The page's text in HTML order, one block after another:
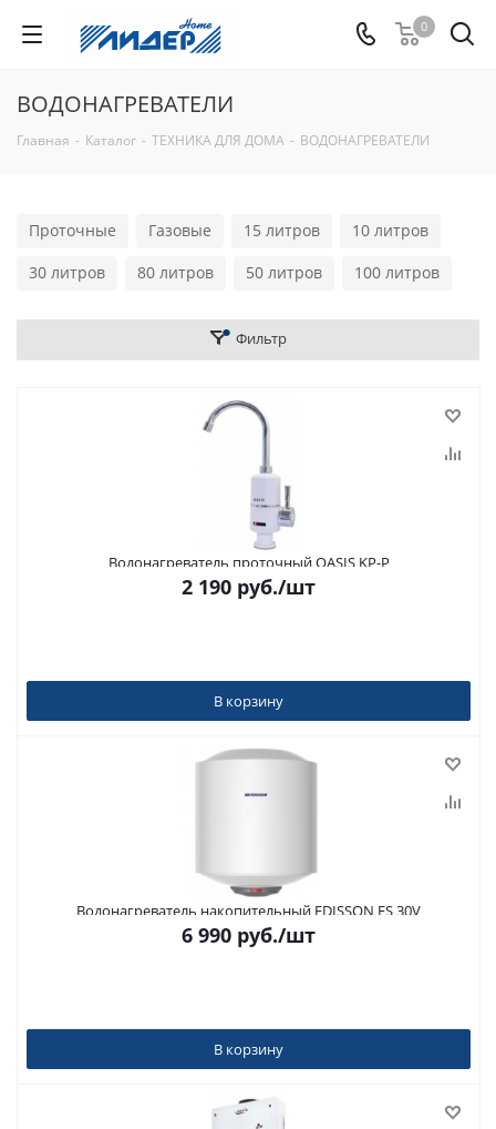
0
ВОДОНАГРЕВАТЕЛИ
Главная - Каталог - ТЕХНИКА ДЛЯ ДОМА - ВОДОНАГРЕВАТЕЛИ
Проточные Газовые 15 литров
10 литров
30 литров
80 литров 50 литров 100 литров
Фильтр
Водонагреватель проточный OASIS KP-P
2 190 руб./шт
В корзину
Водонагреватель накопительный EDISSON ES 30V
6 990 руб./шт
В корзину